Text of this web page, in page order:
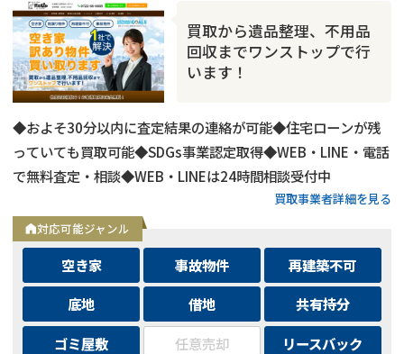
買取から遺品整理、不用品
回収までワンストップで行
います！
◆およそ30分以内に査定結果の連絡が可能◆住宅ローンが残
っていても買取可能◆SDGs事業認定取得◆WEB・LINE・電話
で無料査定・相談◆WEB・LINEは24時間相談受付中
買取事業者詳細を見る
対応可能ジャンル
空き家 事故物件
再建築不可
底地
借地
共有持分
ゴミ屋敷
任意売却 リースバック